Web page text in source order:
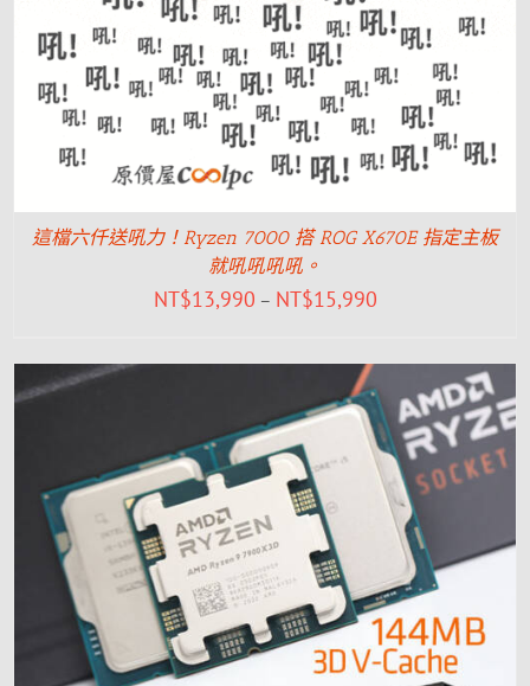
這檔六仟送吼力！Ryzen 7000 搭 ROG X670E 指定主板
就吼吼吼吼。
NT$13,990 – NT$15,990